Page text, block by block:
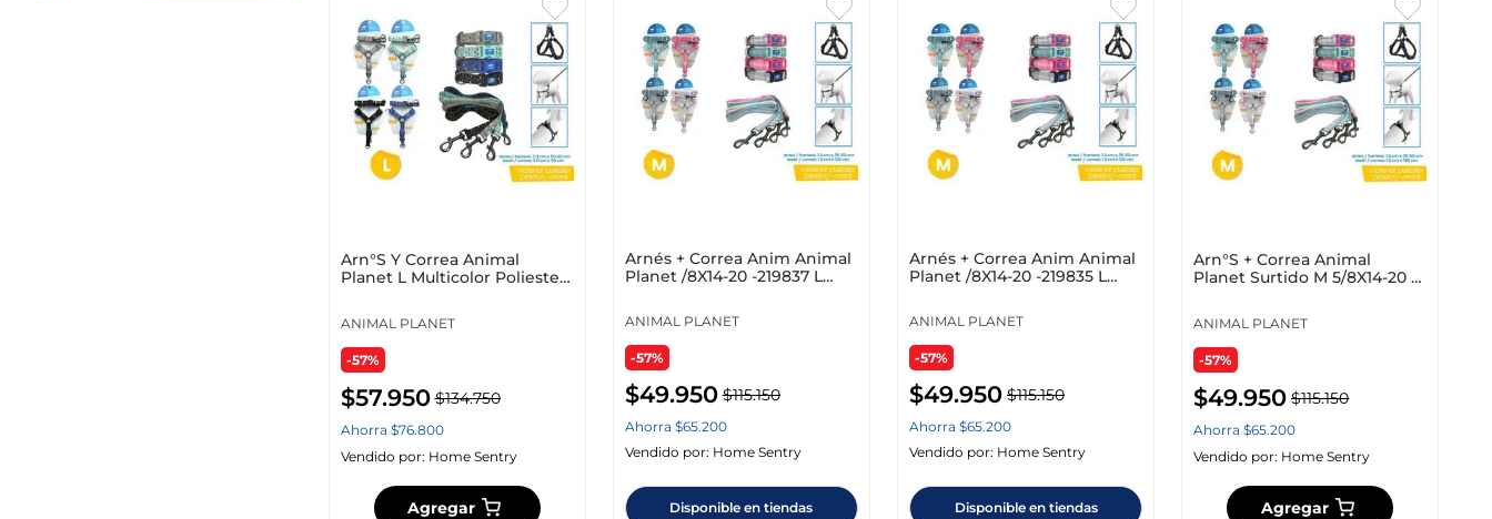
Arn°S Y Correa Animal
Planet L Multicolor Poliester
ANIMAL PLANET
-57%
$57.950 $134.750
Ahorra $76.800
Vendido por: Home Sentry
Agregar
Arnés + Correa Anim Animal
Planet /8X14-20 -219837 L
ANIMAL PLANET
-57%
$49.950 $115.150
Ahorra $65.200
Vendido por: Home Sentry
Disponible en tiendas
Arnés + Correa Anim Animal
Planet /8X14-20 -219835 L
ANIMAL PLANET
-57%
$49.950 $115.150
Ahorra $65.200
Vendido por: Home Sentry
Disponible en tiendas
Arn°S + Correa Animal
Planet Surtido M 5/8X14-20 -
ANIMAL PLANET
-57%
$49.950 $115.150
Ahorra$65.200
Vendido por: Home Sentry
Agregar